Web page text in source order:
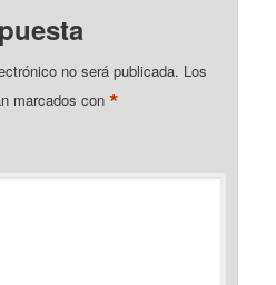
no será publicada. Los
marcados con*